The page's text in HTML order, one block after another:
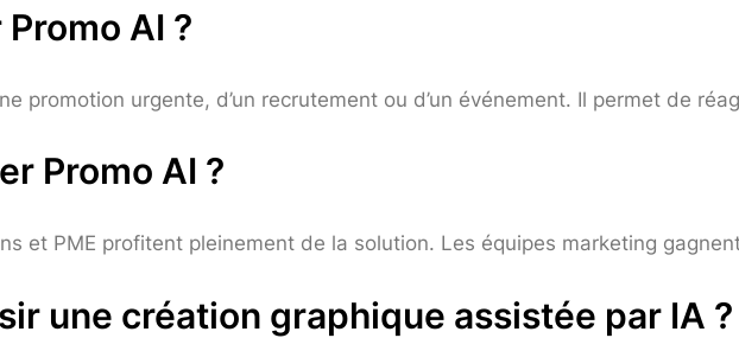
AI ?
promotion urgente, d’un recrutement ou d’un événement. Il permet de
Promo AI ?
et PME profitent pleinement de la solution. Les équipes marketing
une création graphique assistée par IA ?